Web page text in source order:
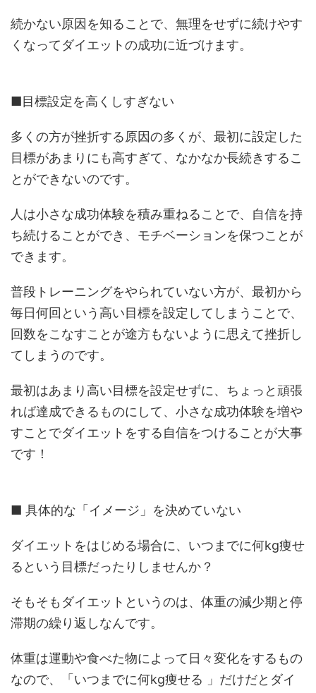
続かない原因を知ることで、無理をせずに続けやす
くなってダイエットの成功に近づけます。
■目標設定を高くしすぎない
多くの方が挫折する原因の多くが、最初に設定した
目標があまりにも高すぎて、なかなか長続きするこ
とができないのです。
人は小さな成功体験を積み重ねることで、自信を持
ち続けることができ、モチベーションを保つことが
できます。
普段トレーニングをやられていない方が、最初から
毎日何回という高い目標を設定してしまうことで、
回数をこなすことが途方もないように思えて挫折し
てしまうのです。
最初はあまり高い目標を設定せずに、ちょっと頑張
れば達成できるものにして、小さな成功体験を増や
すことでダイエットをする自信をつけることが大事
です！
■ 具体的な「イメージ」を決めていない
ダイエットをはじめる場合に、いつまでに何kg痩せ
るという目標だったりしませんか？
そもそもダイエットというのは、体重の減少期と停
滞期の繰り返しなんです。
体重は運動や食べた物によって日々変化をするもの
なので、「いつまでに何kg痩せる 」だけだとダイ